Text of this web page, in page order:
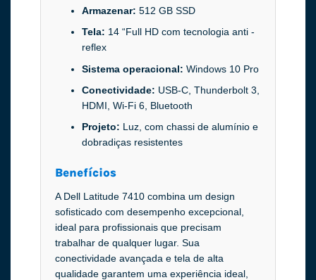
Armazenar: 512 GB SSD
Tela: 14 “Full HD com tecnologia anti -
reflex
Sistema operacional: Windows 10 Pro
Conectividade: USB-C, Thunderbolt 3,
HDMI, Wi-Fi 6, Bluetooth
Projeto: Luz, com chassi de alumínio e
dobradiças resistentes
Benefícios
A Dell Latitude 7410 combina um design
sofisticado com desempenho excepcional,
ideal para profissionais que precisam
trabalhar de qualquer lugar. Sua
conectividade avançada e tela de alta
qualidade garantem uma experiência ideal,